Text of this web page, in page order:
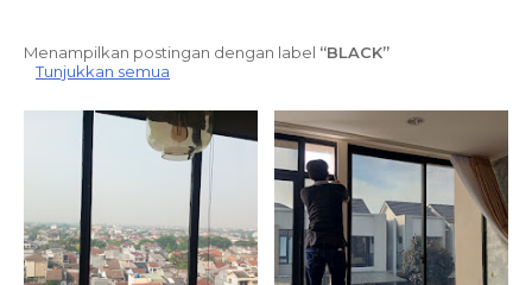
Menampilkan postingan dengan label
BLACK
Tunjukkan semua